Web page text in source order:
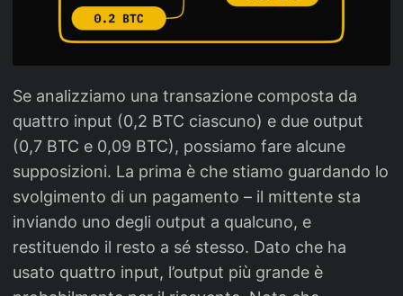
Se analizziamo una transazione composta da
quattro input (0,2 BTC ciascuno) e due output
(0,7 BTC e 0,09 BTC), possiamo fare alcune
supposizioni. La prima è che stiamo guardando lo
svolgimento di un pagamento – il mittente sta
inviando uno degli output a qualcuno, e
restituendo il resto a sé stesso. Dato che ha
usato quattro input, l’output più grande è